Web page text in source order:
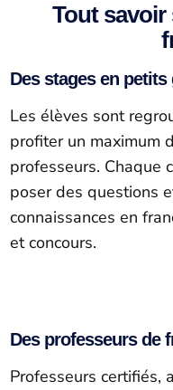
Tout savoir
Des stages en petits
Les élèves sont
profiter un maximum
professeurs. Chaque
poser des questions
connaissances en
et concours.
Des professeurs de
Professeurs certifiés,